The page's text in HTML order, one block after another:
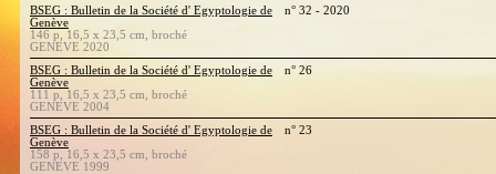
BSEG : Bulletin de la Société d' Egyptologie de
Genève
146 p, 16,5 x 23,5 cm, broché
GENEVE 2020
n° 32 - 2020
BSEG : Bulletin de la Société d' Egyptologie de
Genève
111 p, 16,5 x 23,5 cm, broché
GENEVE 2004
n° 26
BSEG : Bulletin de la Société d' Egyptologie de
Genève
158 p, 16,5 x 23,5 cm, broché
GENEVE 1999
n° 23